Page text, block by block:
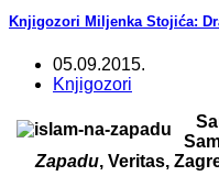
Knjigozori Miljenka Stojića:
05.09.2015.
Knjigozori
Zapadu, Veritas,